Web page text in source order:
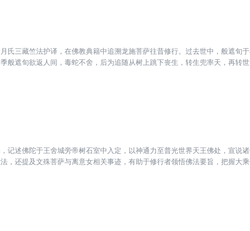
氏三藏竺法护译，在佛教典籍中追溯龙施菩萨往昔修行。过去世中，般遮旬
般遮旬欲返人间，毒蛇不舍，后为追随从树上跳下丧生，转生兜率天，再转
记述佛陀于王舍城旁帝树石室中入定，以神通力至普光世界天王佛处，宣说
，还提及文殊菩萨与离意女相关事迹，有助于修行者领悟佛法要旨，把握大乘